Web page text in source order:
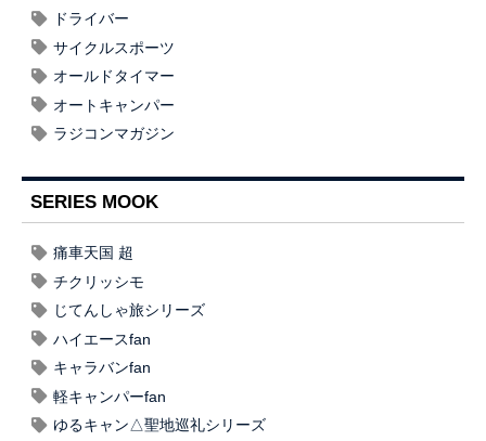
ドライバー
サイクルスポーツ
オールドタイマー
オートキャンパー
ラジコンマガジン
SERIES MOOK
痛車天国 超
チクリッシモ
じてんしゃ旅シリーズ
ハイエースfan
キャラバンfan
軽キャンパーfan
ゆるキャン△聖地巡礼シリーズ